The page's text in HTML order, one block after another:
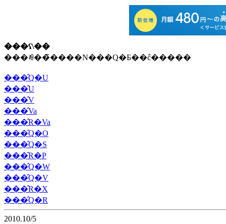
���ʕ\��
���ꂼ��̃����N���Q�Ƃ��ĉ�����
���̂Q�U
���̂U
���̂V
���̂Va
���̂R�Va
���̂Q�O
���̂Q�S
���̂R�P
���̂Q�W
���̂Q�V
���̂R�X
���̂Q�R
2010.10/5